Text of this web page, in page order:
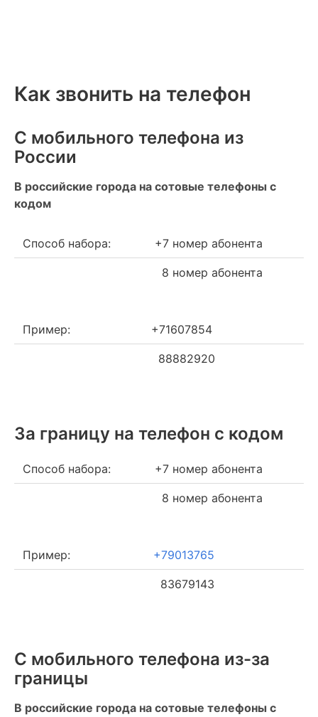
Как звонить на телефон
С мобильного телефона из
России
В российские города на сотовые телефоны с
кодом
Способ набора: +7 номер абонента
8 номер абонента
Пример: +71607854
88882920
За границу на телефон c кодом
Способ набора: +7 номер абонента
8 номер абонента
Пример: +79013765
83679143
С мобильного телефона из-за
границы
В российские города на сотовые телефоны с